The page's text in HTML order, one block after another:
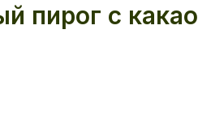
пирог с какао